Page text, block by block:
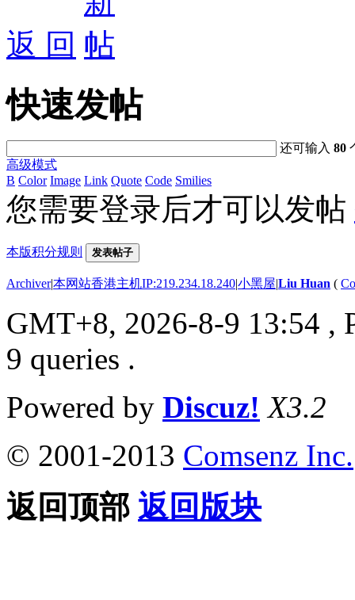
返 回
快速发帖
还可输入80
高级模式
B Color Image Link Quote Code Smilies
您需要登录后才可以发帖
本版积分规则 发表帖子
Archiver|本网站香港主机IP:219.234.18.240|小黑屋|Liu Huan (
GMT+8, 2026-8-9 13:54 ,
9 queries .
Powered by Discuz! X3.2
© 2001-2013 Comsenz Inc.
返回顶部 返回版块